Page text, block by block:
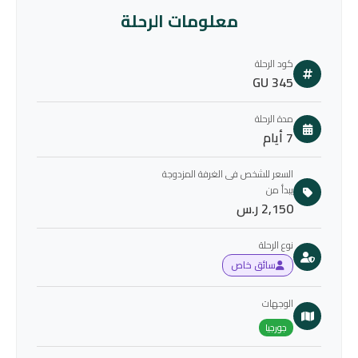
معلومات الرحلة
كود الرحلة
GU 345
مدة الرحلة
7 أيام
السعر للشخص فى الغرفة المزدوجة
يبدأ من
2,150 ر.س
نوع الرحلة
سائق خاص
الوجهات
جورجيا